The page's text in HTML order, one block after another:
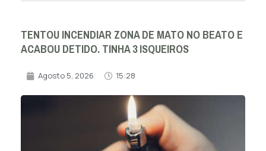
TENTOU INCENDIAR ZONA DE MATO NO BEATO E
ACABOU DETIDO. TINHA 3 ISQUEIROS
Agosto 5, 2026 15:28